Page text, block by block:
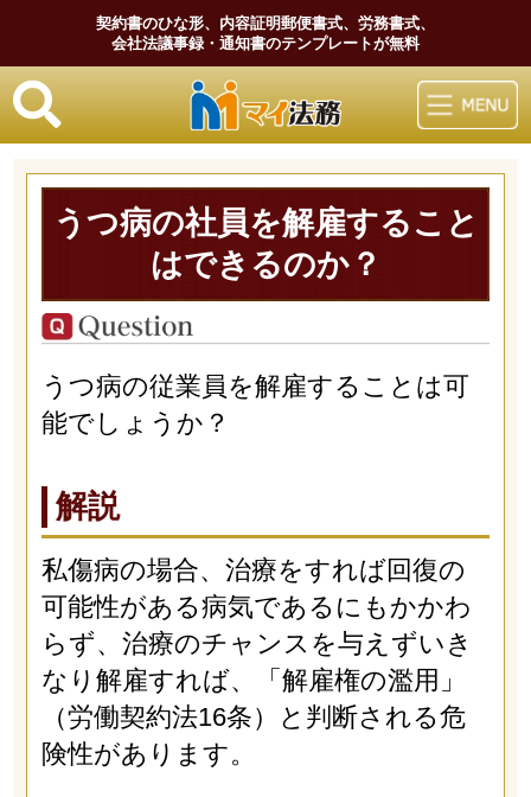
契約書のひな形、内容証明郵便書式、労務書式、
会社法議事録・通知書のテンプレートが無料
マイ法務
うつ病の社員を解雇すること
はできるのか？
うつ病の従業員を解雇することは可
能でしょうか？
解説
私傷病の場合、治療をすれば回復の
可能性がある病気であるにもかかわ
らず、治療のチャンスを与えずいき
なり解雇すれば、「解雇権の濫用」
（労働契約法16条）と判断される危
険性があります。